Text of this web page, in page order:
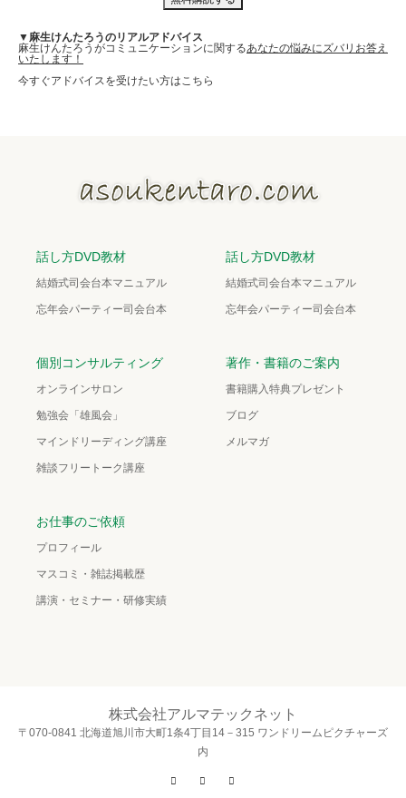
▼麻生けんたろうのリアルアドバイス
麻生けんたろうがコミュニケーションに関するあなたの悩みにズバリお答え
いたします！
今すぐアドバイスを受けたい方はこちら
話し方DVD教材
結婚式司会台本マニュアル
忘年会パーティー司会台本
話し方DVD教材
結婚式司会台本マニュアル
忘年会パーティー司会台本
個別コンサルティング
オンラインサロン
勉強会「雄風会」
マインドリーディング講座
雑談フリートーク講座
著作・書籍のご案内
書籍購入特典プレゼント
ブログ
メルマガ
お仕事のご依頼
プロフィール
マスコミ・雑誌掲載歴
講演・セミナー・研修実績
株式会社アルマテックネット
〒070-0841 北海道旭川市大町1条4丁目14－315 ワンドリームピクチャーズ
内
Twitter
Facebook